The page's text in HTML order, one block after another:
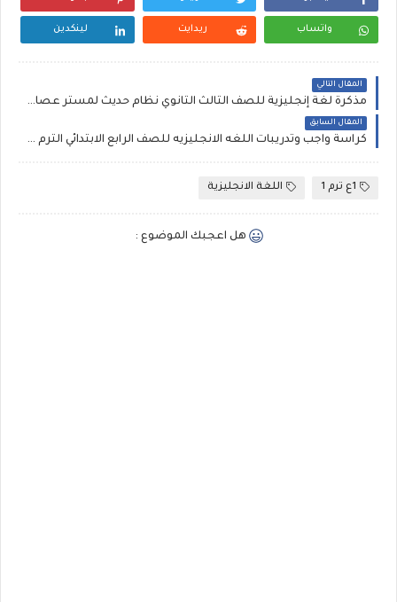
واتساب ريدايت لينكدين
المقال التالي
مذكرة لغة إنجليزية للصف الثالث الثانوي نظام حديث لمستر عصام حنا 2021
المقال السابق
كراسة واجب وتدريبات اللغه الانجليزيه للصف الرابع الابتدائي الترم الاول مستر صلاح عبد السلام
1ع ترم 1 اللغة الانجليزية
هل اعجبك الموضوع :